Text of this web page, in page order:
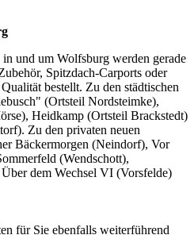
und um Wolfsburg werden gerade
Spitzdach-Carports oder
bestellt. Zu den städtischen
(Ortsteil Nordsteimke),
Heidkamp (Ortsteil Brackstedt)
Zu den privaten neuen
Bäckermorgen (Neindorf), Vor
(Wendschott),
dem Wechsel VI (Vorsfelde)
für Sie ebenfalls weiterführend